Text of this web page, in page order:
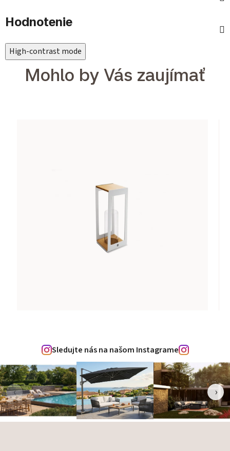
Hodnotenie
High-contrast mode
Mohlo by Vás zaujímať
Sledujte nás na našom Instagrame
‹ ›